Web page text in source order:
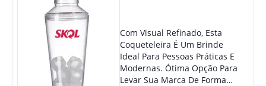
Com Visual Refinado, Esta
Coqueteleira É Um Brinde
Ideal Para Pessoas Práticas E
Modernas. Ótima Opção Para
Levar Sua Marca De Forma